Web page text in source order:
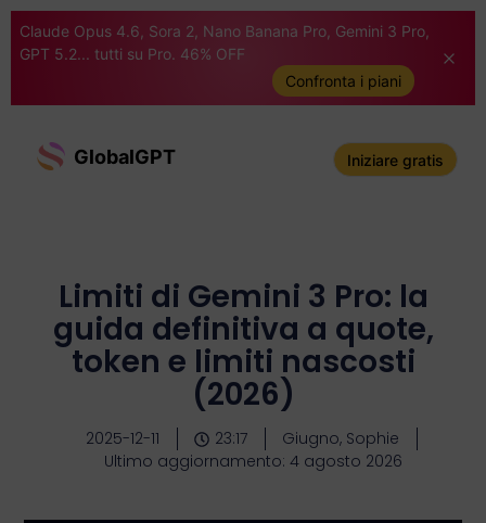
Claude Opus 4.6, Sora 2, Nano Banana Pro, Gemini 3 Pro,
GPT 5.2... tutti su Pro. 46% OFF
Confronta i piani
GlobalGPT Iniziare gratis
Limiti di Gemini 3 Pro: la
guida definitiva a quote,
token e limiti nascosti
(2026)
2025-12-11 23:17
Giugno, Sophie
Ultimo aggiornamento: 4 agosto 2026